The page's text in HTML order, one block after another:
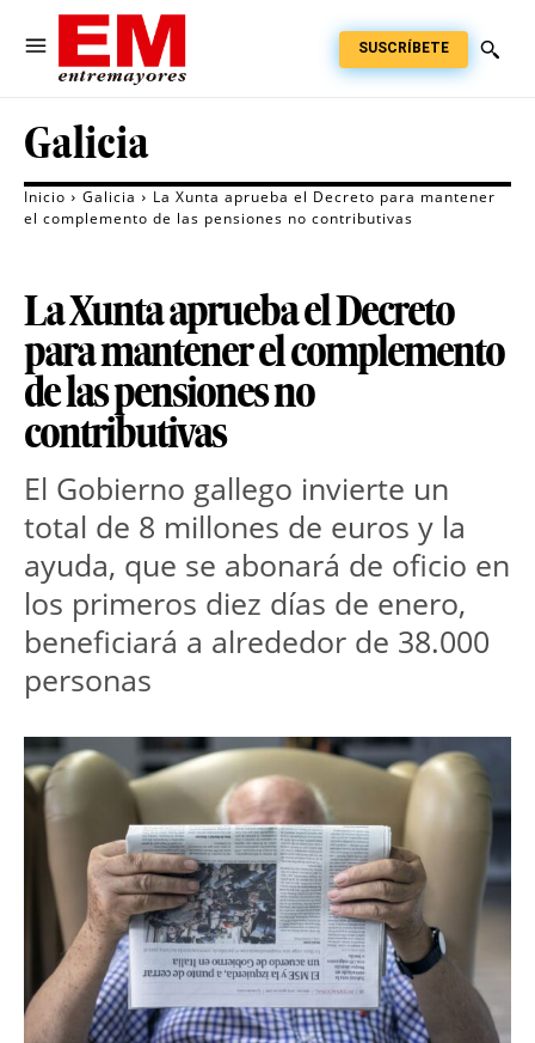
SUSCRÍBETE
Galicia
Inicio Galicia
La Xunta aprueba el Decreto para mantener
el complemento de las pensiones no contributivas
La Xunta aprueba el Decreto
para mantener el complemento
de las pensiones no
contributivas
El Gobierno gallego invierte un
total de 8 millones de euros y la
ayuda, que se abonará de oficio en
los primeros diez días de enero,
beneficiará a alrededor de 38.000
personas